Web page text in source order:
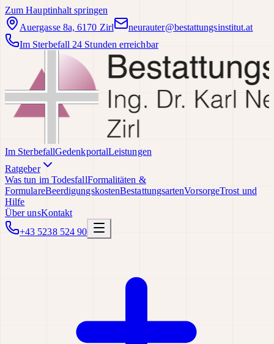
Zum Hauptinhalt springen
Auergasse 8a, 6170 Zirl
neurauter@bestattungsinstitut.at
Im Sterbefall 24 Stunden erreichbar
Im SterbefallGedenkportalLeistungen
Ratgeber
Was tun im TodesfallFormalitäten &
FormulareBeerdigungskostenBestattungsartenVorsorgeTrost und
Hilfe
Über unsKontakt
+43 5238 524 90